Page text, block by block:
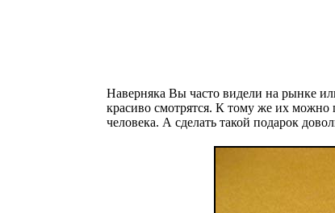
Наверняка Вы часто видели на рынке
красиво смотрятся. К тому же их
человека. А сделать такой подарок